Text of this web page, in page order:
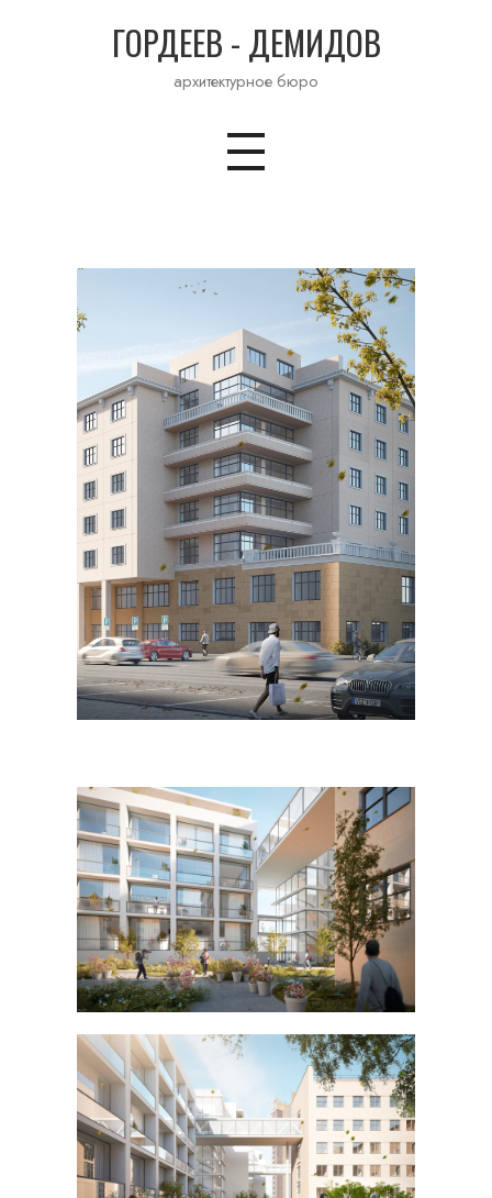
ГОРДЕЕВ - ДЕМИДОВ
архитектурное бюро